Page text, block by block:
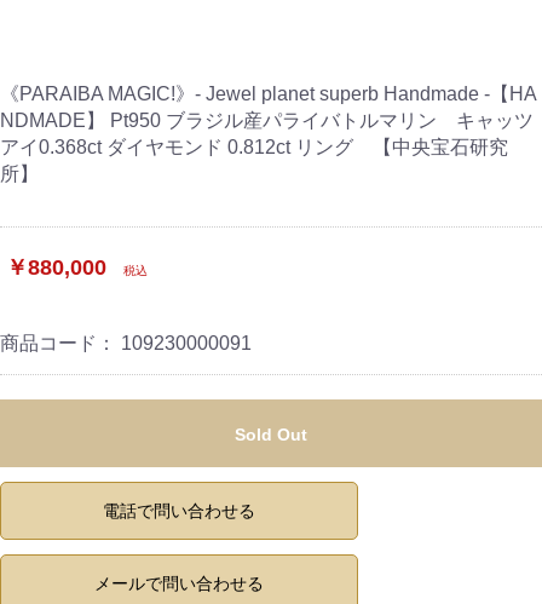
《PARAIBA MAGIC!》- Jewel planet superb Handmade -【HA
NDMADE】 Pt950 ブラジル産パライバトルマリン キャッツ
アイ0.368ct ダイヤモンド 0.812ct リング 【中央宝石研究
所】
￥880,000 税込
商品コード： 109230000091
Sold Out
電話で問い合わせる
メールで問い合わせる